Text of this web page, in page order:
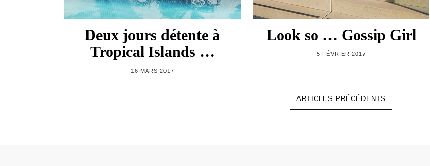
Deux jours détente à
Tropical Islands …
16 MARS 2017
Look so … Gossip Girl
5 FÉVRIER 2017
ARTICLES PRÉCÉDENTS